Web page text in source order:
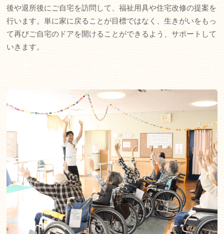
後や退所後にご自宅を訪問して、福祉用具や住宅改修の提案を
行います。単に家に戻ることが目標ではなく、生きがいをもっ
て再びご自宅のドアを開けることができるよう、サポートして
いきます。